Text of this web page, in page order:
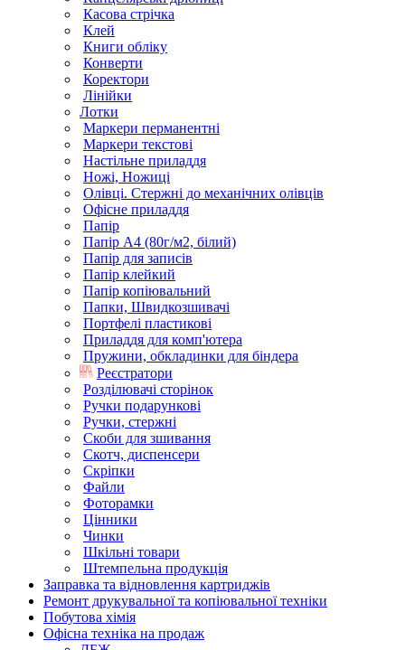
Касова стрічка
Клей
Книги обліку
Конверти
Коректори
Лінійки
Лотки
Маркери перманентні
Маркери текстові
Настільне приладдя
Ножі, Ножиці
Олівці. Стержні до механічних олівців
Офісне приладдя
Папір
Папір А4 (80г/м2, білий)
Папір для записів
Папір клейкий
Папір копіювальний
Папки, Швидкозшивачі
Портфелі пластикові
Приладдя для комп'ютера
Пружини, обкладинки для біндера
Реєстратори
Розділювачі сторінок
Ручки подарункові
Ручки, стержні
Скоби для зшивання
Скотч, диспенсери
Скріпки
Файли
Фоторамки
Цінники
Чинки
Шкільні товари
Штемпельна продукція
Заправка та відновлення картриджів
Ремонт друкувальної та копіювальної техніки
Побутова хімія
Офісна техніка на продаж